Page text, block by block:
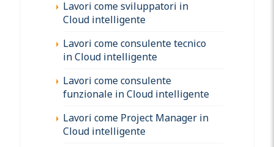
Lavori come sviluppatori in
Cloud intelligente
Lavori come consulente tecnico
in Cloud intelligente
Lavori come consulente
funzionale in Cloud intelligente
Lavori come Project Manager in
Cloud intelligente